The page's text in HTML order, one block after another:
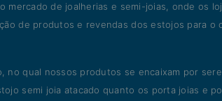
mercado de joalherias e semi-joias, onde os
de produtos e revendas dos estojos para
no qual nossos produtos se encaixam por
semi joia atacado quanto os porta joias e